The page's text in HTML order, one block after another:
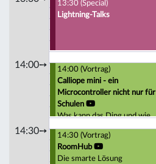
14:00➙
14:30➙
13:30 (Special)
Lightning-Talks
14:00 (Vortrag)
Calliope mini - ein
Microcontroller nicht nur für
Schulen
Was kann das Ding und wie
programmiert man es?
14:30 (Vortrag)
RoomHub
Die smarte Lösung